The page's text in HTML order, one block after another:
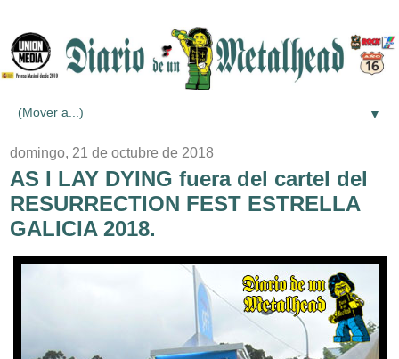
▼
domingo, 21 de octubre de 2018
AS I LAY DYING fuera del cartel del
RESURRECTION FEST ESTRELLA
GALICIA 2018.